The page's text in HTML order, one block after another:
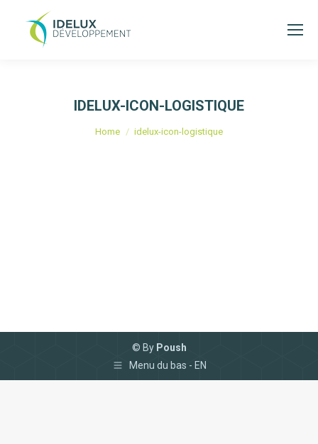
IDELUX-ICON-LOGISTIQUE
You are here:
Home idelux-icon-logistique
© By Poush
Menu du bas - EN